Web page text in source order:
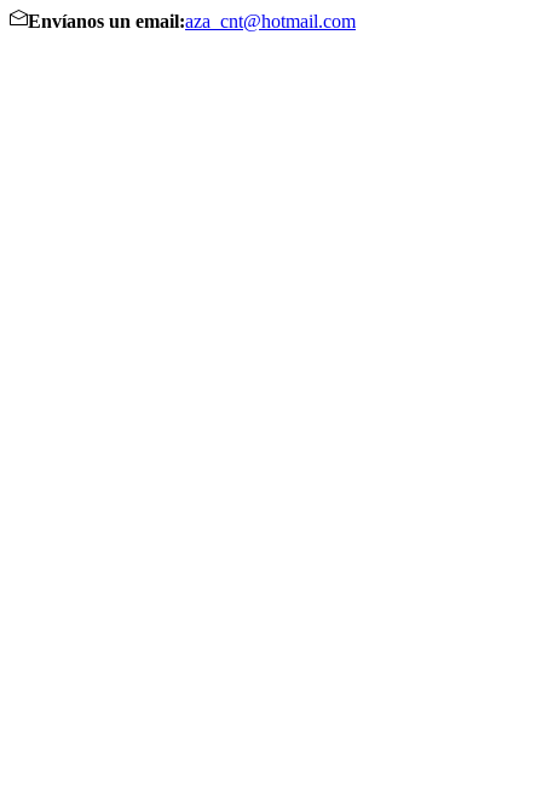
Envíanos un email:aza_cnt@hotmail.com